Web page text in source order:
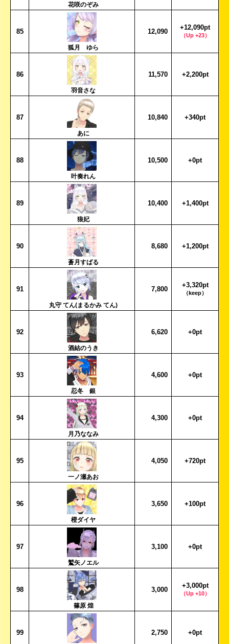
花咲のぞみ
85
狐月 ゆら
12,090
+12,090pt
（Up +23）
86
羽音さな
11,570 +2,200pt
87
あに
10,840 +340pt
88
叶奏れん
10,500 +0pt
89
狼妃
10,400 +1,400pt
90
蒼月すばる
8,680 +1,200pt
91
丸守 てん(まるかみ てん)
7,800
+3,320pt
（keep）
92
酒結のうき
6,620 +0pt
93
忍冬 銀
4,600 +0pt
94
月乃ななみ
4,300 +0pt
95
一ノ瀬あお
4,050 +720pt
96
橙ダイヤ
3,650 +100pt
97
鷲矢ノエル
3,100 +0pt
98
篠原 煌
3,000
+3,000pt
（Up +10）
99 2,750 +0pt